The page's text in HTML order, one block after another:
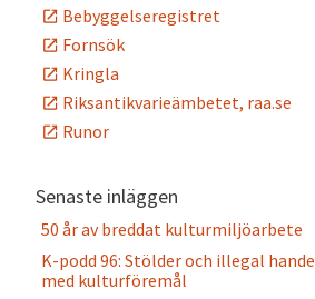
Bebyggelseregistret
Fornsök
Kringla
Riksantikvarieämbetet, raa.se
Runor
Senaste inläggen
50 år av breddat kulturmiljöarbete
K-podd 96: Stölder och illegal
med kulturföremål